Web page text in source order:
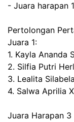
- Juara harapan
Pertolongan
Juara 1:
1. Kayla Ananda
2. Silfia Putri
3. Lealita
4. Salwa Aprilia
Juara Harapan 3